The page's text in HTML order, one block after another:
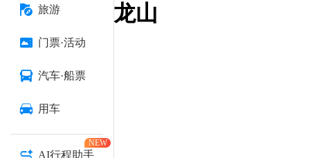
旅游
门票·活动
汽车·船票
用车
AI行程助手
NEW
龙山